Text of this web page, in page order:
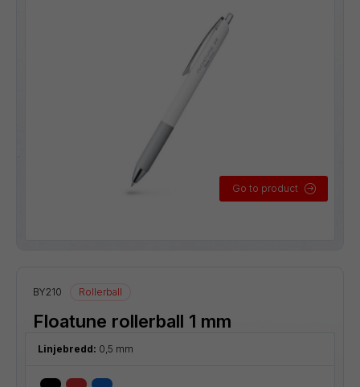
Go to product
BY210 Rollerball
Floatune rollerball 1 mm
Linjebredd: 0,5 mm